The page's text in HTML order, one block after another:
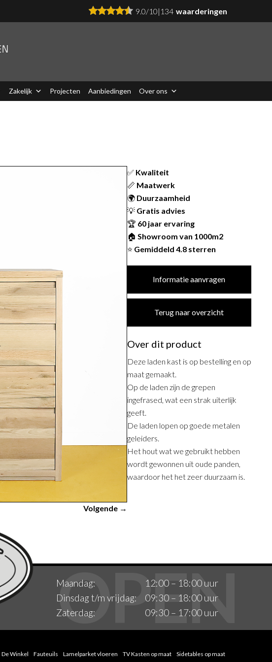
9.0/10| 134 waarderingen
Zakelijk Projecten Aanbiedingen Over ons
Volgende →
✅ Kwaliteit
📏 Maatwerk
🌍 Duurzaamheid
💡 Gratis advies
🏆 60 jaar ervaring
🏠 Showroom van 1000m2
⭐ Gemiddeld 4.8 sterren
Informatie aanvragen
Terug naar overzicht
Over dit product
Deze laden kast is op bestelling en op
maat gemaakt.
Op de laden zijn de grepen
ingefrased, wat een strak uiterlijk
geeft.
De laden lopen op goede metalen
geleiders.
Het hout wat we gebruikt hebben
wordt gewonnen uit oude panden,
waardoor het het zeer duurzaam is.
Maandag:
12:00 – 18:00 uur
Dinsdag t/m vrijdag:
09:30 – 18:00 uur
Zaterdag:
09:30 – 17:00 uur
De Winkel Fauteuils Lamelparket vloeren TV Kasten op maat
Sidetables op maat